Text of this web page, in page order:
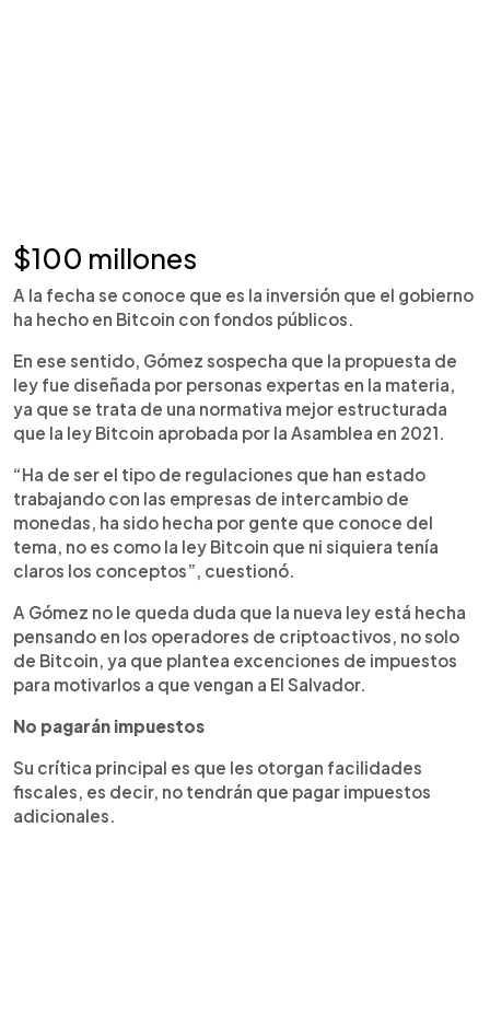
$100 millones
A la fecha se conoce que es la inversión que el gobierno
ha hecho en Bitcoin con fondos públicos.
En ese sentido, Gómez sospecha que la propuesta de
ley fue diseñada por personas expertas en la materia,
ya que se trata de una normativa mejor estructurada
que la ley Bitcoin aprobada por la Asamblea en 2021.
“Ha de ser el tipo de regulaciones que han estado
trabajando con las empresas de intercambio de
monedas, ha sido hecha por gente que conoce del
tema, no es como la ley Bitcoin que ni siquiera tenía
claros los conceptos”, cuestionó.
A Gómez no le queda duda que la nueva ley está hecha
pensando en los operadores de criptoactivos, no solo
de Bitcoin, ya que plantea excenciones de impuestos
para motivarlos a que vengan a El Salvador.
No pagarán impuestos
Su crítica principal es que les otorgan facilidades
fiscales, es decir, no tendrán que pagar impuestos
adicionales.